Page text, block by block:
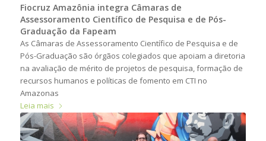
Fiocruz Amazônia integra Câmaras de
Assessoramento Científico de Pesquisa e de Pós-
Graduação da Fapeam
As Câmaras de Assessoramento Científico de Pesquisa e de
Pós-Graduação são órgãos colegiados que apoiam a diretoria
na avaliação de mérito de projetos de pesquisa, formação de
recursos humanos e políticas de fomento em CTI no
Amazonas
Leia mais